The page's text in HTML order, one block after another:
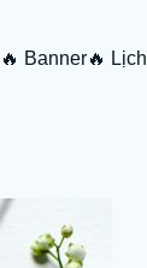
🔥 Banner🔥 Lịch